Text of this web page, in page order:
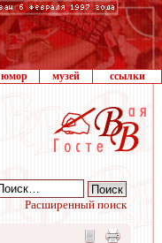
юмор музей ссылки
Расширенный поиск